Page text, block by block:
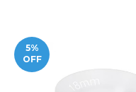
5%
OFF